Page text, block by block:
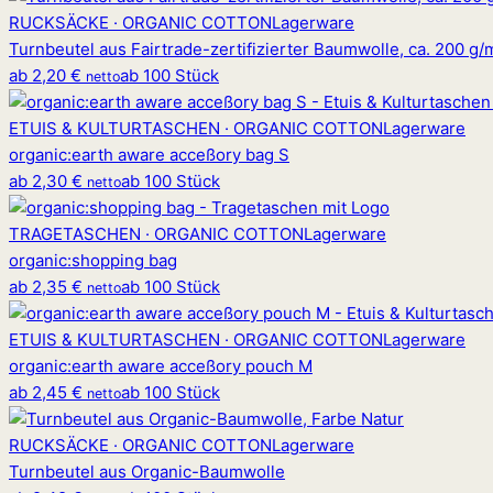
RUCKSÄCKE · ORGANIC COTTONLagerware
Turnbeutel aus Fairtrade-zertifizierter Baumwolle, ca. 200 g/
ab 2,20 € nettoab 100 Stück
ETUIS & KULTURTASCHEN · ORGANIC COTTONLagerware
organic:earth aware acceßory bag S
ab 2,30 € nettoab 100 Stück
TRAGETASCHEN · ORGANIC COTTONLagerware
organic:shopping bag
ab 2,35 € nettoab 100 Stück
ETUIS & KULTURTASCHEN · ORGANIC COTTONLagerware
organic:earth aware acceßory pouch M
ab 2,45 € nettoab 100 Stück
RUCKSÄCKE · ORGANIC COTTONLagerware
Turnbeutel aus Organic-Baumwolle